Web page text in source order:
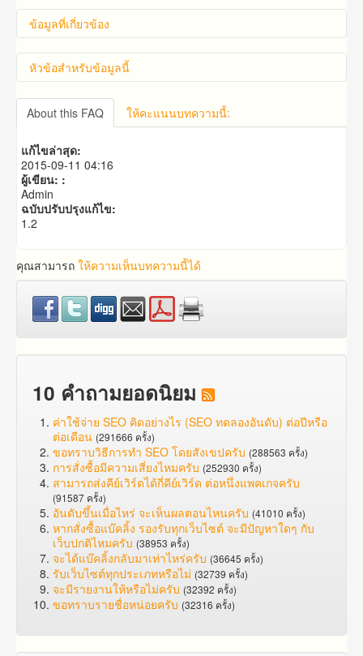
ข้อมูลที่เกี่ยวข้อง
หัวข้อสำหรับข้อมูลนี้
คำถาม​ก่อน​การ​สั่งซื้อ​
คำถาม​เกี่ยว​กับ​แพ็คเก็จ​เสริม
About this FAQ ให้คะแนนบทความนี้:
แก้ไขล่าสุด:
2015-09-11 04:16
ผู้เขียน: :
Admin
ฉบับปรับปรุงแก้ไข:
1.2
คุณสามารถ ให้ความเห็นบทความนี้ได้
10 คำถามยอดนิยม
ค่าใช้จ่าย SEO คิดอย่างไร (SEO ทดลองอันดับ) ต่อปีหรือ
ต่อเดือน (291666 ครั้ง)
ขอทราบวิธีการทำ SEO โดยสังเขปครับ (288563 ครั้ง)
การสั่งซื้อมีความเสี่ยงไหมครับ (252930 ครั้ง)
สามารถส่งคีย์เวิร์ดได้กี่คีย์เวิร์ด ต่อหนึ่งแพคเกจครับ
(91587 ครั้ง)
อันดับขึ้นเมื่อไหร่ จะเห็นผลตอนไหนครับ (41010 ครั้ง)
หากสั่งซื้อแบ๊คลิ้ง รองรับทุกเว็บไซต์ จะมีปัญหาใดๆ กับ
เว็บปกติไหมครับ (38953 ครั้ง)
จะได้แบ๊คลิ้งกลับมาเท่าไหร่ครับ (36645 ครั้ง)
รับเว็บไซต์ทุกประเภทหรือไม่ (32739 ครั้ง)
จะมีรายงานให้หรือไม่ครับ (32392 ครั้ง)
ขอทราบรายชื่อหน่อยครับ (32316 ครั้ง)